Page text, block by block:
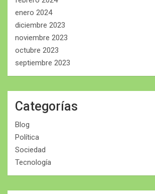
enero 2024
diciembre 2023
noviembre 2023
octubre 2023
septiembre 2023
Categorías
Blog
Política
Sociedad
Tecnología